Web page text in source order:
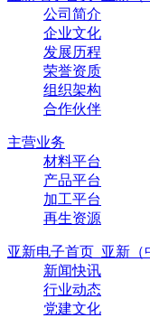
公司简介
企业文化
发展历程
荣誉资质
组织架构
合作伙伴
主营业务
材料平台
产品平台
加工平台
再生资源
亚新电子首页_亚新（
新闻快讯
行业动态
党建文化